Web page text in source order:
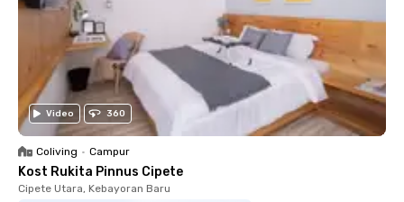
Video 360
Coliving • Campur
Kost Rukita Pinnus Cipete
Cipete Utara, Kebayoran Baru